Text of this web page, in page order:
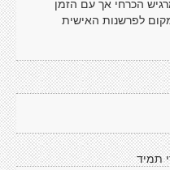
הכרחי אך עם הזמן
לפרשנות האישית
תמיד